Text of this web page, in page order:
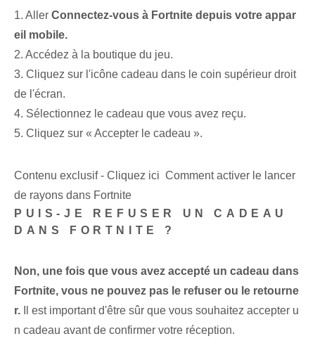
1. Aller Connectez-vous à Fortnite depuis votre appar
eil mobile.
2. Accédez à la boutique du jeu.
3.‌ Cliquez sur l'icône cadeau dans le coin supérieur droit
de l'écran.
4.​ Sélectionnez le ⁢cadeau que vous‍ avez reçu.
5.​ Cliquez⁤ sur « Accepter le cadeau ».
Contenu exclusif - Cliquez ici Comment activer le lancer
de rayons dans Fortnite
PUIS-JE REFUSER UN CADEAU
DANS FORTNITE ?
Non, une fois que vous avez accepté un cadeau dans
Fortnite, vous ne pouvez pas le refuser ou le retourne
r. Il est important d'être sûr que vous souhaitez accepter u
n cadeau avant de confirmer votre réception.